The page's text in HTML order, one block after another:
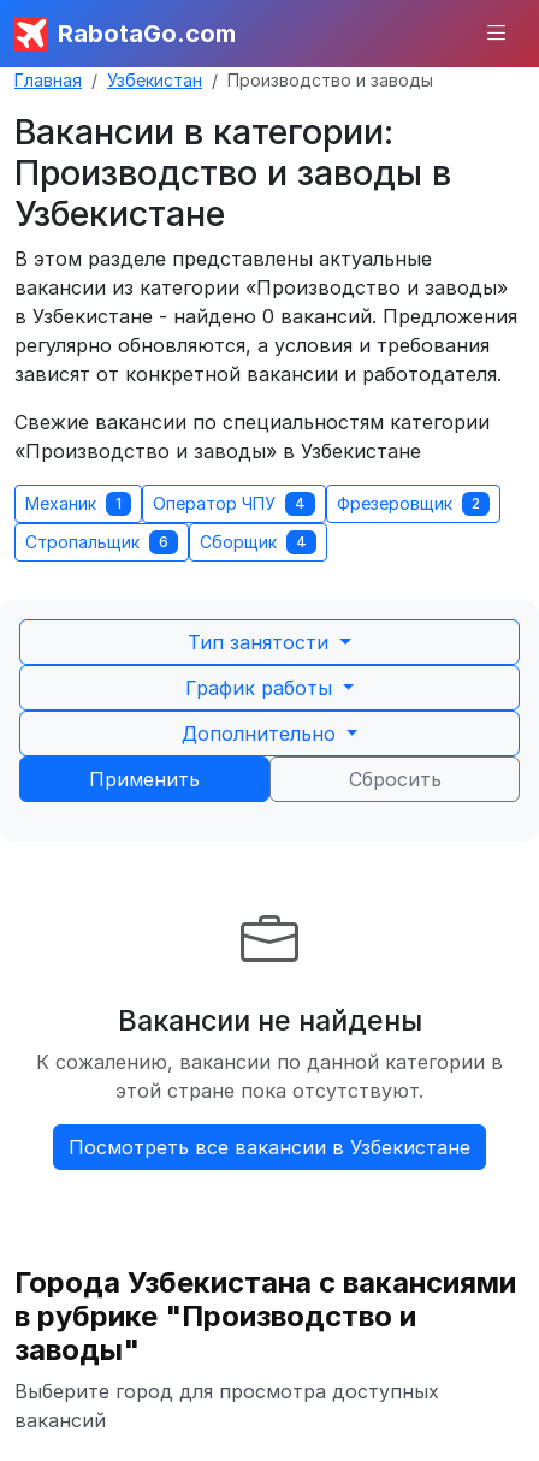
RabotaGo.com
Главная Узбекистан Производство и заводы
Вакансии в категории:
Производство и заводы в
Узбекистане
В этом разделе представлены актуальные
вакансии из категории «Производство и заводы»
в Узбекистане - найдено 0 вакансий. Предложения
регулярно обновляются, а условия и требования
зависят от конкретной вакансии и работодателя.
Свежие вакансии по специальностям категории
«Производство и заводы» в Узбекистане
Механик 1 Оператор ЧПУ 4 Фрезеровщик 2
Стропальщик 6 Сборщик 4
Тип занятости
График работы
Дополнительно
Применить
Сбросить
Вакансии не найдены
К сожалению, вакансии по данной категории в
этой стране пока отсутствуют.
Посмотреть все вакансии в Узбекистане
Города Узбекистана с вакансиями
в рубрике "Производство и
заводы"
Выберите город для просмотра доступных
вакансий